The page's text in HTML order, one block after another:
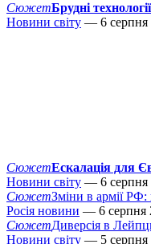
СюжетБрудні
Новини світу — 6 серпня
СюжетЕскалація для
Новини світу — 6 серпня
СюжетЗміни в армії РФ:
Росія новини — 6 серпня
СюжетДиверсія в
Новини світу — 5 серпня